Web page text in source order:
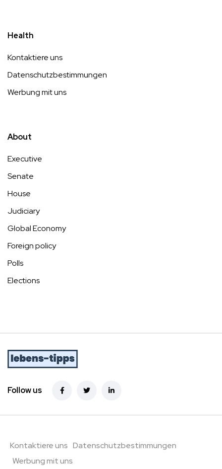
Health
Kontaktiere uns
Datenschutzbestimmungen
Werbung mit uns
About
Executive
Senate
House
Judiciary
Global Economy
Foreign policy
Polls
Elections
Follow us
Kontaktiere uns Datenschutzbestimmungen
Werbung mit uns